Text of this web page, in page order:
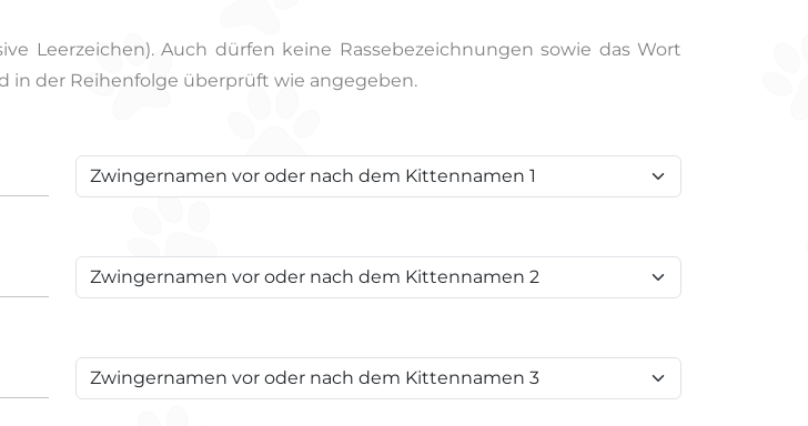
Leerzeichen). Auch dürfen keine Rassebezeichnungen sowie das Wort
in der Reihenfolge überprüft wie angegeben.